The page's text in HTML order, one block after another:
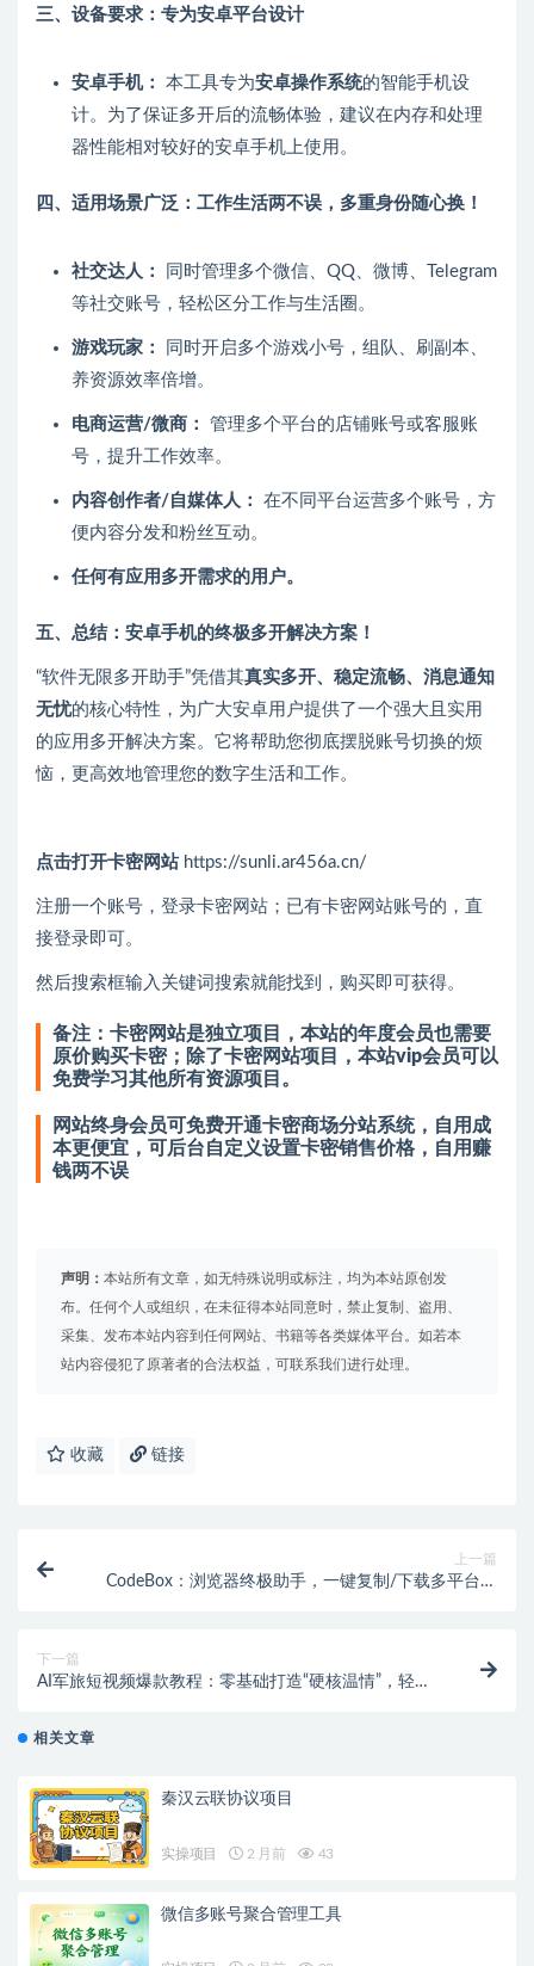
三、设备要求：专为安卓平台设计
安卓手机： 本工具专为安卓操作系统的智能手机设
计。为了保证多开后的流畅体验，建议在内存和处理
器性能相对较好的安卓手机上使用。
四、适用场景广泛：工作生活两不误，多重身份随心换！
社交达人：
同时管理多个微信、QQ、微博、Telegram
等社交账号，轻松区分工作与生活圈。
游戏玩家：
同时开启多个游戏小号，组队、刷副本、
养资源效率倍增。
电商运营/微商：
管理多个平台的店铺账号或客服账
号，提升工作效率。
内容创作者/自媒体人：
在不同平台运营多个账号，方
便内容分发和粉丝互动。
任何有应用多开需求的用户。
五、总结：安卓手机的终极多开解决方案！
“软件无限多开助手”凭借其真实多开、稳定流畅、消息通知
无忧的核心特性，为广大安卓用户提供了一个强大且实用
的应用多开解决方案。它将帮助您彻底摆脱账号切换的烦
恼，更高效地管理您的数字生活和工作。
点击打开卡密网站 https://sunli.ar456a.cn/
注册一个账号，登录卡密网站；已有卡密网站账号的，直
接登录即可。
然后搜索框输入关键词搜索就能找到，购买即可获得。
备注：卡密网站是独立项目，本站的年度会员也需要
原价购买卡密；除了卡密网站项目，本站vip会员可以
免费学习其他所有资源项目。
网站终身会员可免费开通卡密商场分站系统，自用成
本更便宜，可后台自定义设置卡密销售价格，自用赚
钱两不误
声明： 本站所有文章，如无特殊说明或标注，均为本站原创发
布。任何个人或组织，在未征得本站同意时，禁止复制、盗用、
采集、发布本站内容到任何网站、书籍等各类媒体平台。如若本
站内容侵犯了原著者的合法权益，可联系我们进行处理。
收藏 链接
上一篇
CodeBox：浏览器终极助手，一键复制/下载多平台文
下一篇
AI军旅短视频爆款教程：零基础打造“硬核温情”，轻松
相关文章
秦汉云联协议项目
实操项目 2 月前 43
微信多账号聚合管理工具